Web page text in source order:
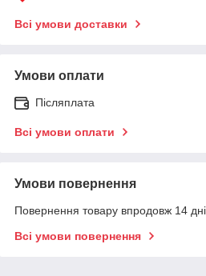
Всі умови доставки
Умови оплати
Післяплата
Всі умови оплати
Умови повернення
Повернення товару впродовж 14
Всі умови повернення